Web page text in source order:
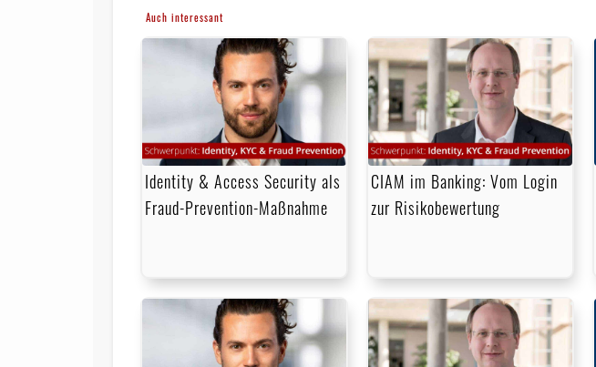
Auch interessant
Identity & Access Security als
Fraud-Prevention-Maßnahme
CIAM im Banking: Vom Login
zur Risikobewertung